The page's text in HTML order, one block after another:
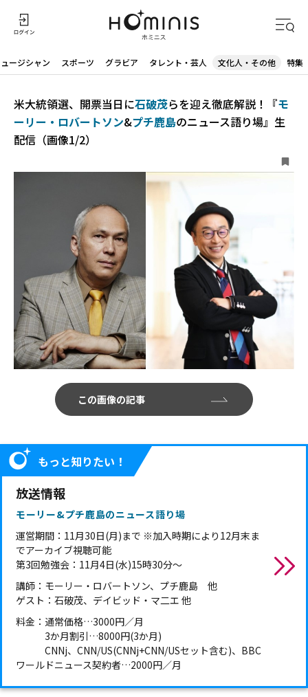
ージシャン スポーツ グラビア タレント・芸人 文化人・その他 特集
米大統領選、開票当日に石破茂らを迎え徹底解説！『モ
ーリー・ロバートソン&プチ鹿島のニュース語り場』生
配信（画像1/2）
この画像の記事
もっと知りたい！
放送情報
モーリー&プチ鹿島のニュース語り場
運営期間：11月30日(月)まで ※加入時期により12月末ま
でアーカイブ視聴可能
第3回勉強会：11月4日(水)15時30分～
講師：モーリー・ロバートソン、プチ鹿島 他
ゲスト：石破茂、デイビッド・マ二エ 他
料金：通常価格…3000円／月
3か月割引…8000円(3か月)
CNNj、CNN/US(CNNj+CNN/USセット含む)、BBC
ワールドニュース契約者…2000円／月